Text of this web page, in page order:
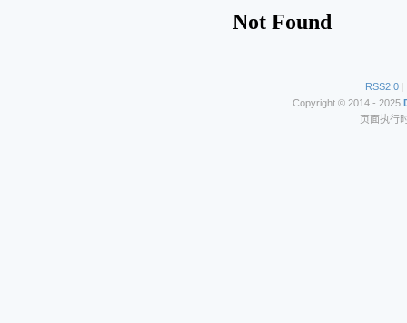
RSS2.0 |
Copyright © 2014 - 2025
页面执行